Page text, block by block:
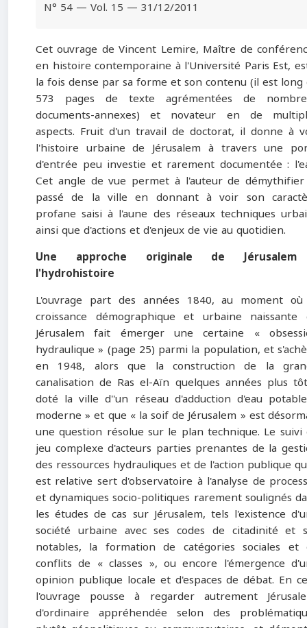
N° 54 — Vol. 15 — 31/12/2011
Cet ouvrage de Vincent Lemire, Maître de
en histoire contemporaine à l'Université Paris Est,
la fois dense par sa forme et son contenu (il est long
573 pages de texte agrémentées de
documents-annexes) et novateur en de
aspects. Fruit d'un travail de doctorat, il donne à
l'histoire urbaine de Jérusalem à travers une
d'entrée peu investie et rarement documentée :
Cet angle de vue permet à l'auteur de
passé de la ville en donnant à voir son
profane saisi à l'aune des réseaux techniques
ainsi que d'actions et d'enjeux de vie au quotidien.
Une approche originale de
l'hydrohistoire
L'ouvrage part des années 1840, au moment
croissance démographique et urbaine naissante
Jérusalem fait émerger une certaine «
hydraulique » (page 25) parmi la population, et
en 1948, alors que la construction de la
canalisation de Ras el-Aïn quelques années plus
doté la ville d''un réseau d'adduction d'eau
moderne » et que « la soif de Jérusalem » est
une question résolue sur le plan technique. Le suivi
jeu complexe d'acteurs parties prenantes de la
des ressources hydrauliques et de l'action publique
est relative sert d'observatoire à l'analyse de
et dynamiques socio-politiques rarement soulignés
les études de cas sur Jérusalem, tels l'existence
société urbaine avec ses codes de citadinité et
notables, la formation de catégories sociales et
conflits de « classes », ou encore l'émergence
opinion publique locale et d'espaces de débat. En
l'ouvrage pousse à regarder autrement
d'ordinaire appréhendée selon des